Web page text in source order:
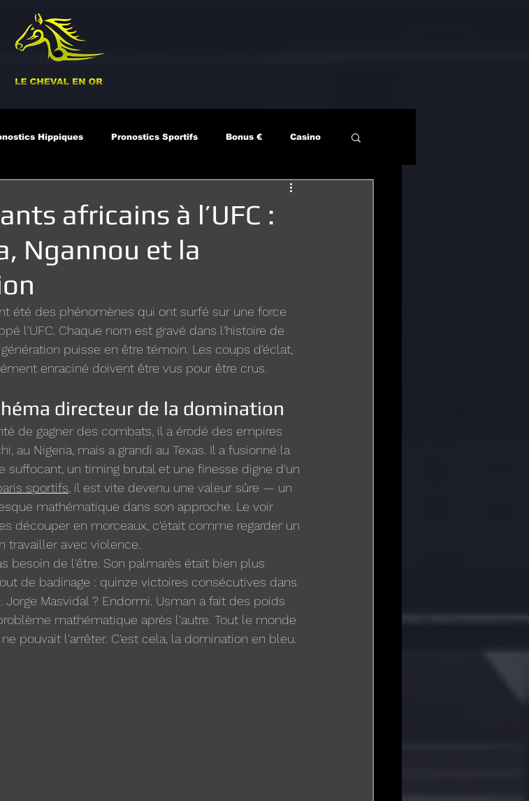
Hippiques Pronostics Sportifs Bonus € Casino
africains à l’UFC :
Ngannou et la
été des phénomènes qui ont surfé sur une force
l'UFC. Chaque nom est gravé dans l'histoire de
puisse en être témoin. Les coups d'éclat,
enraciné doivent être vus pour être crus.
directeur de la domination
de gagner des combats, il a érodé des empires
au Nigeria, mais a grandi au Texas. Il a fusionné la
suffocant, un timing brutal et une finesse digne d'un
sportifs , il est vite devenu une valeur sûre — un
mathématique dans son approche. Le voir
découper en morceaux, c'était comme regarder un
travailler avec violence.
besoin de l'être. Son palmarès était bien plus
de badinage : quinze victoires consécutives dans
Jorge Masvidal ? Endormi. Usman a fait des poids
mathématique après l'autre. Tout le monde
pouvait l'arrêter. C'est cela, la domination en bleu.